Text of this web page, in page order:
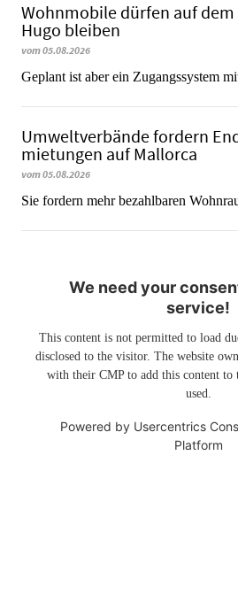
Wohnmobile dürfen auf dem
Hugo bleiben
vom 05.08.2026
Geplant ist aber ein Zugangssystem
Umweltverbände fordern
mie­tun­gen auf Mallorca
vom 05.08.2026
Sie fordern mehr bezahlbaren
We need your
service!
This content is not permitted to load
disclosed to the visitor. The website
with their CMP to add this content to
used.
Powered by Usercentrics
Platform